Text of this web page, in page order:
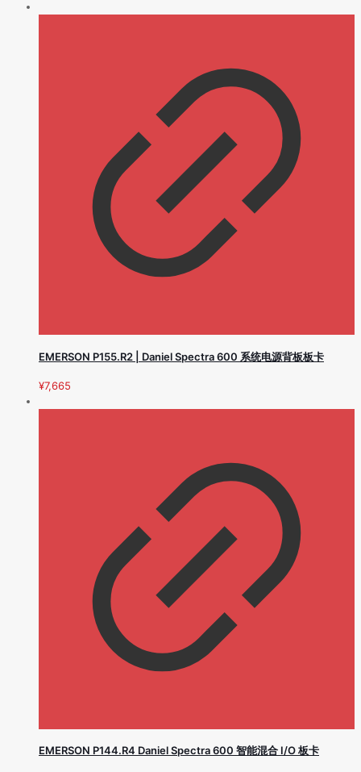
EMERSON P155.R2 | Daniel Spectra 600 系统电源背板板卡
¥7,665
EMERSON P144.R4 Daniel Spectra 600 智能混合 I/O 板卡